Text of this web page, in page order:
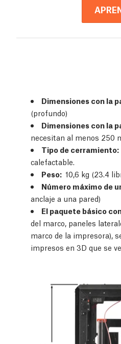
Dimensiones con la
(profundo)
Dimensiones con la
necesitan al menos 250
Tipo de cerramiento:
calefactable.
Peso: 10,6 kg (23.4
Número máximo de
anclaje a una pared)
El paquete básico
del marco, paneles
marco de la impresora),
impresos en 3D que se